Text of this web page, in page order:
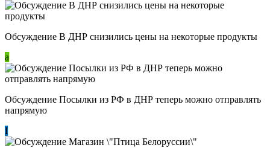
Обсуждение В ДНР снизились цены на некоторые продукты
a
Обсуждение Посылки из РФ в ДНР теперь можно отправлять
напрямую
I